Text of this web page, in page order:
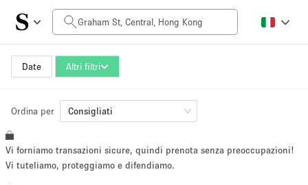
Date Altri filtri
Prezzo al giorno
HK$0
Dimensioni dello spazio
5000+ sq ft
~ 13 persone
Ordina per Consigliati
Vi forniamo transazioni sicure, quindi prenota senza preoccupazioni!
Vi tuteliamo, proteggiamo e difendiamo.